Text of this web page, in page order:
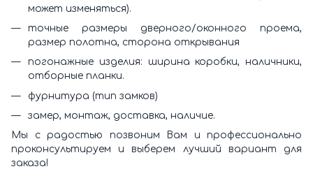
может изменяться).
точные размеры дверного/оконного проема,
размер полотна, сторона открывания
погонажные изделия: ширина коробки, наличники,
отборные планки.
фурнитура (тип замков)
замер, монтаж, доставка, наличие.
Мы с радостью позвоним Вам и профессионально
проконсультируем и выберем лучший вариант для
заказа!